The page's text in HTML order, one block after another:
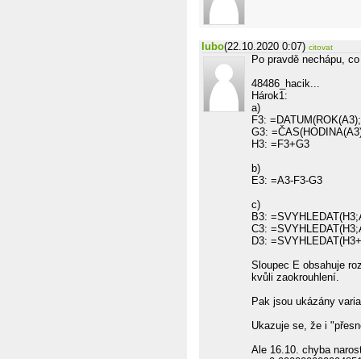
lubo(22.10.2020 0:07) citovat
Po pravdě nechápu,
48486_hacik...
Hárok1:
a)
F3:
G3:
H3: =F3+G3
b)
E3: =A3-F3-G3
c)
B3:
C3:
D3:
Sloupec E obsahuje
kvůli zaokrouhlení.
Pak jsou ukázány
Ukazuje se, že i
Ale 16.10. chyba